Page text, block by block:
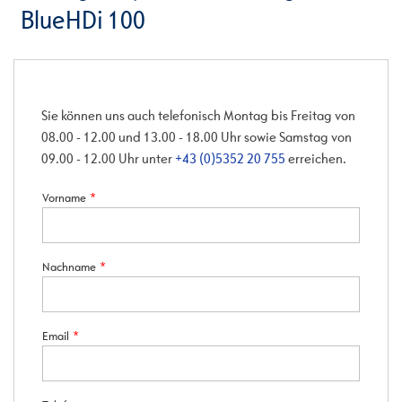
BlueHDi 100
Sie können uns auch telefonisch Montag bis Freitag von
08.00 - 12.00 und 13.00 - 18.00 Uhr sowie Samstag von
09.00 - 12.00 Uhr unter +43 (0)5352 20 755 erreichen.